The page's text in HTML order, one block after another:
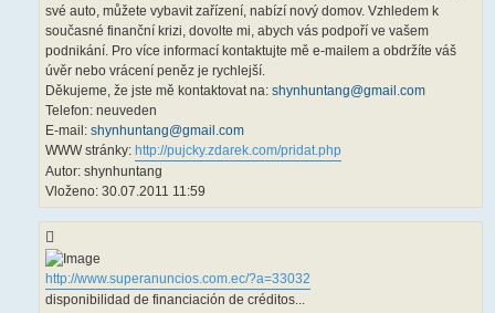
své auto, můžete vybavit zařízení, nabízí nový domov. Vzhledem k
současné finanční krizi, dovolte mi, abych vás podpoří ve vašem
podnikání. Pro více informací kontaktujte mě e-mailem a obdržíte váš
úvěr nebo vrácení peněz je rychlejší.
Děkujeme, že jste mě kontaktovat na: shynhuntang@gmail.com
Telefon: neuveden
E-mail: shynhuntang@gmail.com
WWW stránky: http://pujcky.zdarek.com/pridat.php
Autor: shynhuntang
Vloženo: 30.07.2011 11:59
http://www.superanuncios.com.ec/?a=33032
disponibilidad de financiación de créditos...